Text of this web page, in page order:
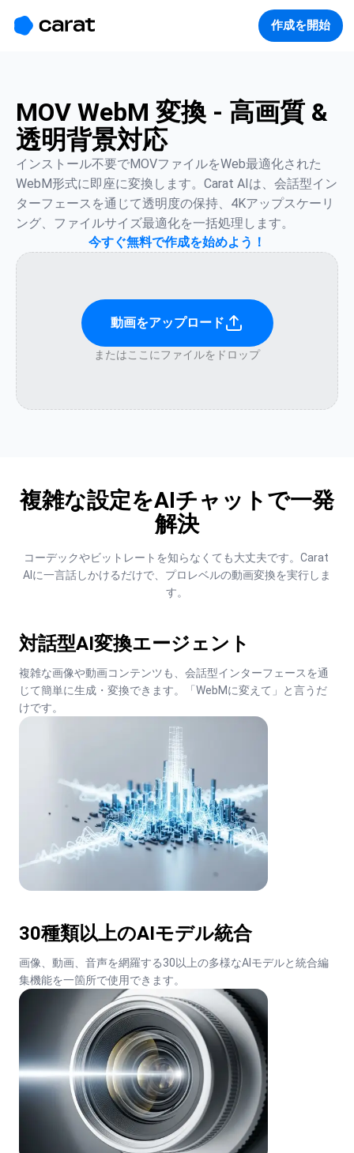
作成を開始
MOV WebM 変換 - 高画質 &
透明背景対応
インストール不要でMOVファイルをWeb最適化された
WebM形式に即座に変換します。Carat AIは、会話型イン
ターフェースを通じて透明度の保持、4Kアップスケーリ
ング、ファイルサイズ最適化を一括処理します。
今すぐ無料で作成を始めよう！
動画をアップロード
またはここにファイルをドロップ
複雑な設定をAIチャットで一発
解決
コーデックやビットレートを知らなくても大丈夫です。Carat
AIに一言話しかけるだけで、プロレベルの動画変換を実行しま
す。
対話型AI変換エージェント
複雑な画像や動画コンテンツも、会話型インターフェースを通
じて簡単に生成・変換できます。「WebMに変えて」と言うだ
けです。
30種類以上のAIモデル統合
画像、動画、音声を網羅する30以上の多様なAIモデルと統合編
集機能を一箇所で使用できます。